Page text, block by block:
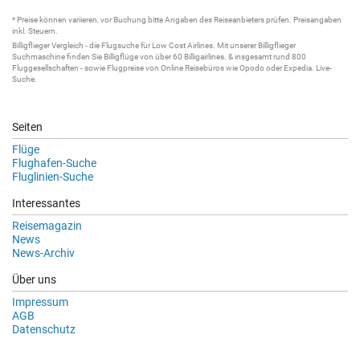
* Preise können variieren, vor Buchung bitte Angaben des Reiseanbieters prüfen. Preisangaben
inkl. Steuern.
BilligfliegerVergleich - die Flugsuchefür Low Cost Airlines. Mit unsererBilligflieger
Suchmaschinefinden Sie Billigflügevon über 60 Billigairlines . & insgesamt rund 800
Fluggesellschaften - sowie Flugpreise von Online Reisebüros wie Opodo oder Expedia. Live-
Suche
Seiten
Flüge
Flughafen-Suche
Fluglinien-Suche
Interessantes
Reisemagazin
News
News-Archiv
Über uns
Impressum
AGB
Datenschutz